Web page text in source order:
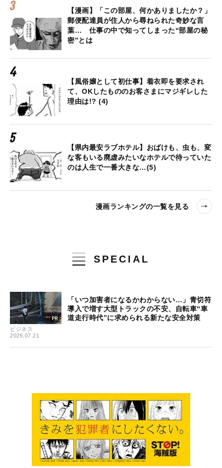
【漫画】「この部屋、何かありましたか？」
郵便配達員が住人から尋ねられた奇妙な言
葉… 仕事の中で知ってしまった“部屋の秘
密”とは
【風俗嬢として初仕事】着衣即を要求され
て、OKしたもののお客さまにマジギレした
理由は!? (4)
【県内最安ラブホテル】おばけも、虫も、変
な客もいる廃虚みたいなホテルで待っていた
のは人生で一番大きな…(5)
漫画ランキングの一覧を見る
SPECIAL
ビジネス
2026.07.21
「いつ加害者になるかわからない…」青切符
導入で増す大型トラックの不安、自転車“車
道走行時代”に求められる新たな安全対策